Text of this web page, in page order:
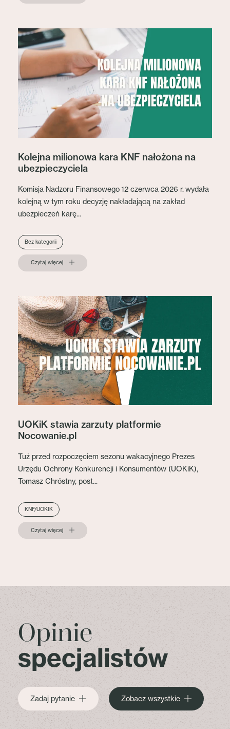
Kolejna milionowa kara KNF nałożona na
ubezpieczyciela
Komisja Nadzoru Finansowego 12 czerwca 2026 r. wydała
kolejną w tym roku decyzję nakładającą na zakład
ubezpieczeń karę...
Bez kategorii
Czytaj więcej
UOKiK stawia zarzuty platformie
Nocowanie.pl
Tuż przed rozpoczęciem sezonu wakacyjnego Prezes
Urzędu Ochrony Konkurencji i Konsumentów (UOKiK),
Tomasz Chróstny, post...
KNF/UOKIK
Czytaj więcej
Opinie
specjalistów
Zadaj pytanie Zobacz wszystkie